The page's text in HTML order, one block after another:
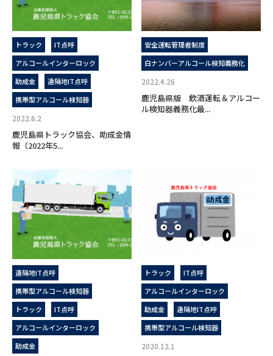
トラック
IT点呼
アルコールインターロック
助成金
遠隔地IT点呼
携帯型アルコール検知器
2022.6.2
鹿児島県トラック協会、助成金情
報（2022年5...
安全運転管理者制度
白ナンバーアルコール検知義務化
2022.4.26
鹿児島県版 飲酒運転＆アルコー
ル検知器義務化最...
遠隔地IT点呼
携帯型アルコール検知器
トラック
IT点呼
アルコールインターロック
助成金
トラック
IT点呼
アルコールインターロック
助成金
遠隔地IT点呼
携帯型アルコール検知器
2020.12.1